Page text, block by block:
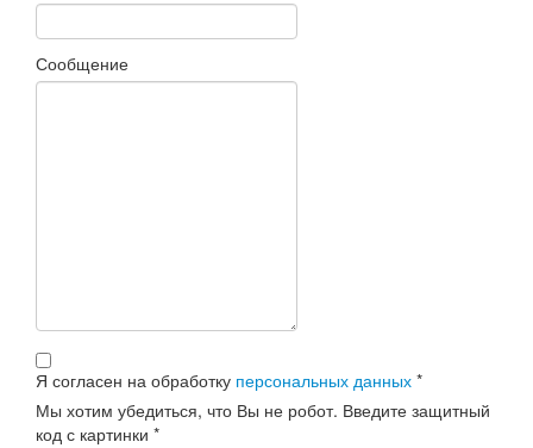
Сообщение
Я согласен на обработку персональных данных *
Мы хотим убедиться, что Вы не робот. Введите защитный
код с картинки *